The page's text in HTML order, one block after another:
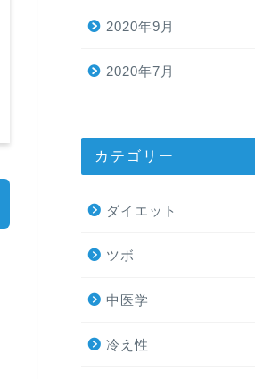
2020年9月
2020年7月
カテゴリー
ダイエット
ツボ
中医学
冷え性